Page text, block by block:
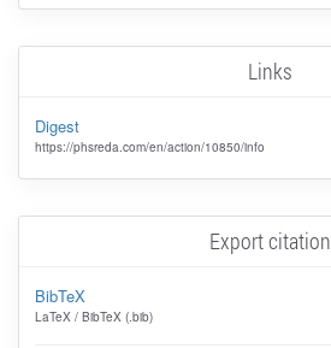
Links
Digest
https://phsreda.com/en/action/10850/info
Export citation
BibTeX
LaTeX / BibTeX (.bib)